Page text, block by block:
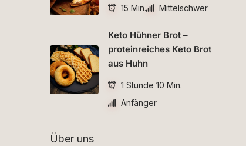
15 Min. Mittelschwer
Keto Hühner Brot –
proteinreiches Keto Brot
aus Huhn
1 Stunde 10 Min.
Anfänger
Über uns